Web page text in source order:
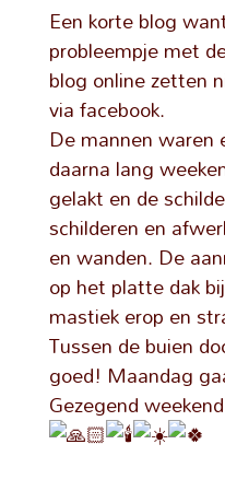
Een korte blog
probleempje met
blog online zetten
via facebook.
De mannen
daarna lang
gelakt en de
schilderen en
en wanden. De
op het platte dak
mastiek erop en
Tussen de buien
goed! Maandag
Gezegend